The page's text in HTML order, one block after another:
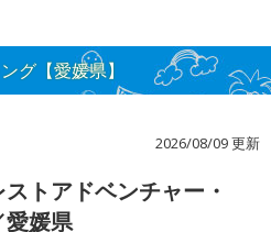
グ【愛媛県】
2026/08/09 更新
ストアドベンチャー・
愛媛県